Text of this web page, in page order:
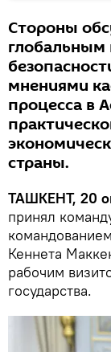
Стороны
глобальным
мнениями
процесса в
страны.
ТАШКЕНТ, 20
принял
Кеннета
рабочим
государства.